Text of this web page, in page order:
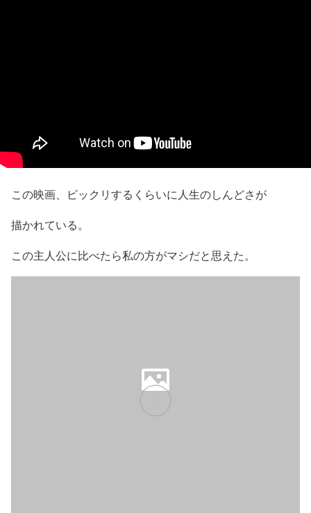
この映画、ビックリするくらいに人生のしんどさが
描かれている。
この主人公に比べたら私の方がマシだと思えた。